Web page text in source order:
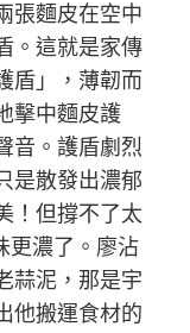
張麵皮在空中
。這就是家傳
盾」，薄韌而
擊中麵皮護
音。護盾劇烈
是散發出濃郁
！但撐不了太
更濃了。廖沾
蒜泥，那是宇
他搬運食材的